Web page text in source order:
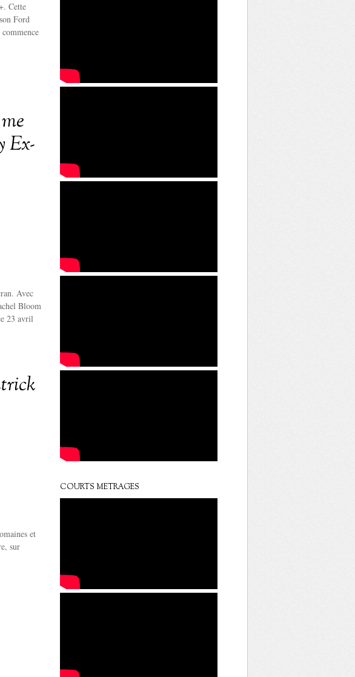
Cette
Ford
Ex-
Avec
Bloom
23 avril
et
sur
COURTS METRAGES